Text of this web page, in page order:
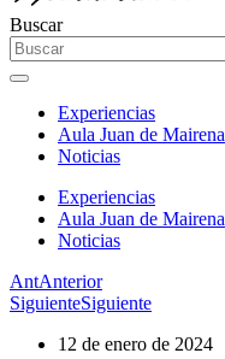
Buscar
Experiencias
Aula Juan de Mairena
Noticias
Experiencias
Aula Juan de Mairena
Noticias
AntAnterior
SiguienteSiguiente
12 de enero de 2024